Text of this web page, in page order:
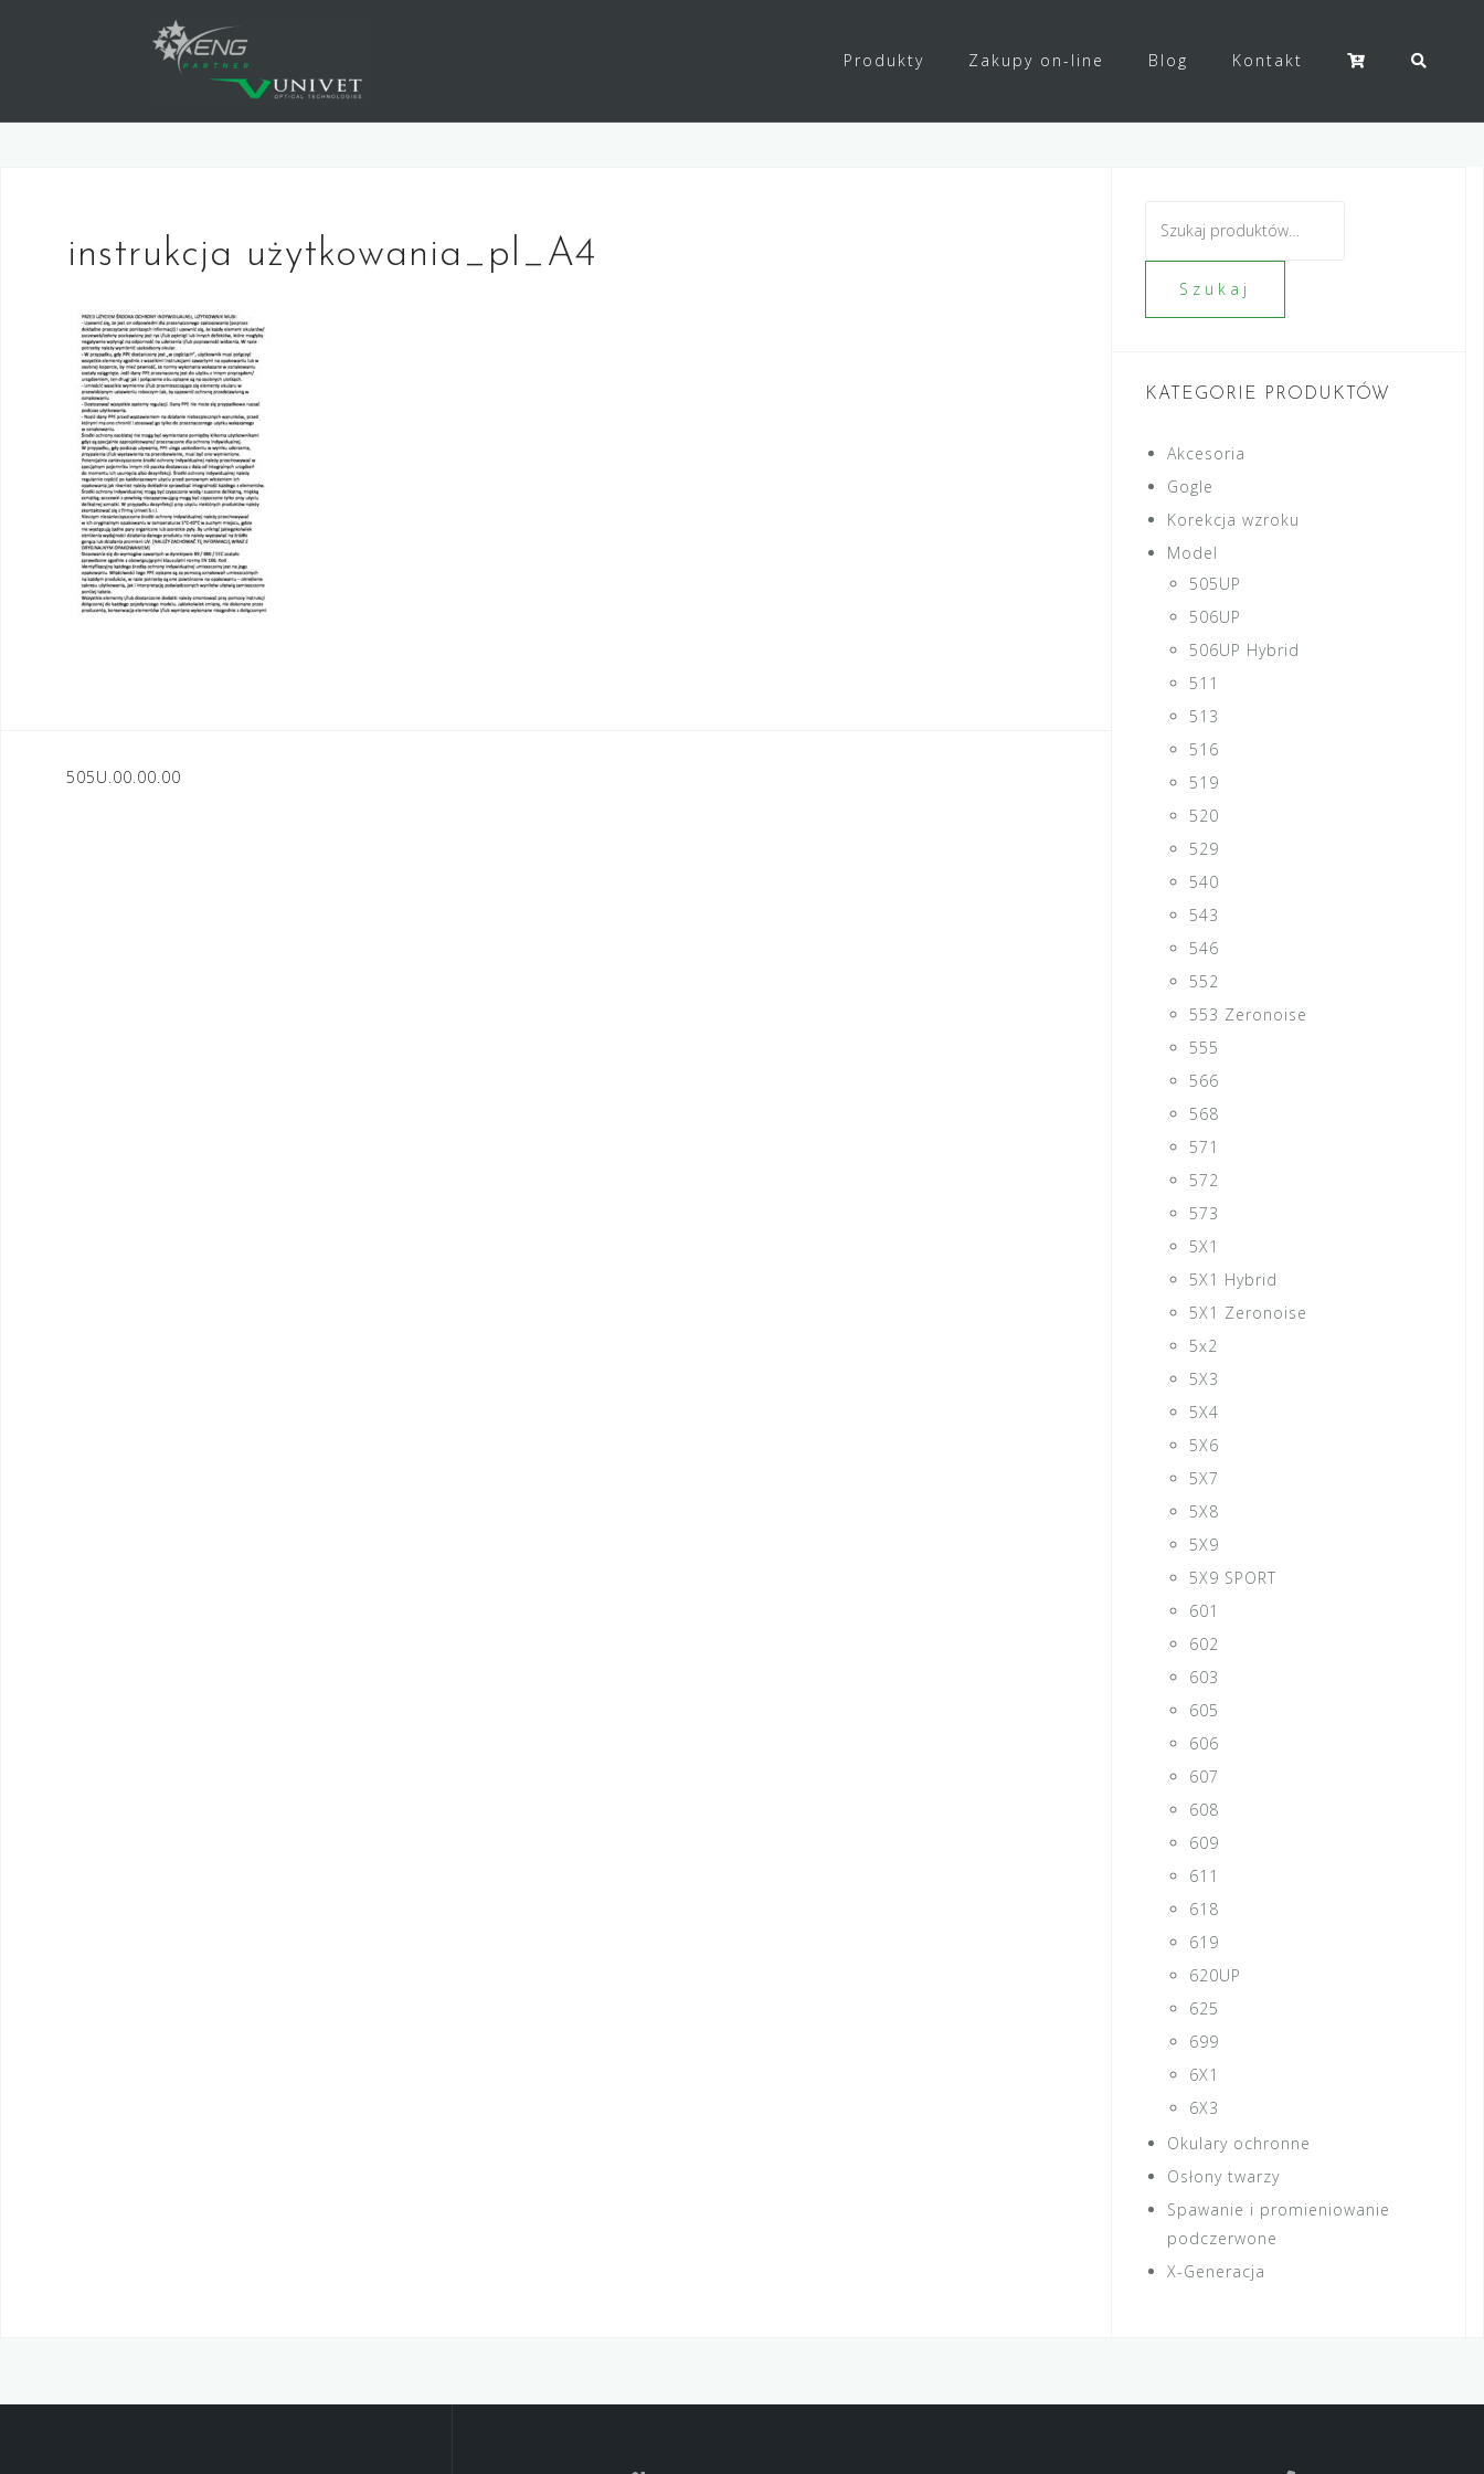
Produkty Zakupy on-line Blog Kontakt
instrukcja użytkowania_pl_A4
Nawigacja
505U.00.00.00
Szukaj
KATEGORIE PRODUKTÓW
Akcesoria
Gogle
Korekcja wzroku
Model
505UP
506UP
506UP Hybrid
511
513
516
519
520
529
540
543
546
552
553 Zeronoise
555
566
568
571
572
573
5X1
5X1 Hybrid
5X1 Zeronoise
5x2
5X3
5X4
5X6
5X7
5X8
5X9
5X9 SPORT
601
602
603
605
606
607
608
609
611
618
619
620UP
625
699
6X1
6X3
Okulary ochronne
Osłony twarzy
Spawanie i promieniowanie
podczerwone
X-Generacja